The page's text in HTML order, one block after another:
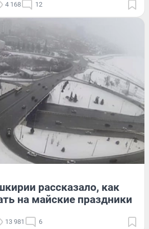
4 168 12
рассказало, как
на майские праздники
13 981 6